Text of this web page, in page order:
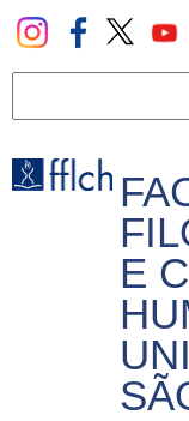
Pular
para
principal
E